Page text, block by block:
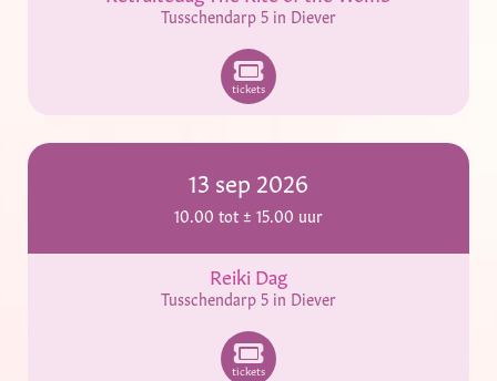
Tusschendarp 5 in Diever
tickets
13 sep 2026
10.00 tot ± 15.00 uur
Reiki Dag
Tusschendarp 5 in Diever
tickets